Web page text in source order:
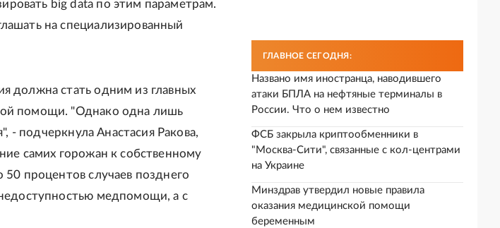
big data по этим параметрам.
на специализированный
должна стать одним из главных
помощи. "Однако одна лишь
- подчеркнула Анастасия Ракова,
самих горожан к собственному
процентов случаев позднего
недоступностью медпомощи, а с
ГЛАВНОЕ СЕГОДНЯ:
Названо имя иностранца, наводившего
атаки БПЛА на нефтяные терминалы в
России. Что о нем известно
ФСБ закрыла криптообменники в
"Москва-Сити", связанные с кол-центрами
на Украине
Минздрав утвердил новые правила
оказания медицинской помощи
беременным